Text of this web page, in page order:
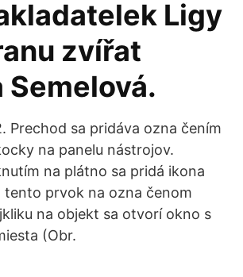
Ligy
zvířat
Semelová.
Prechod sa pridáva ozna čením
na panelu nástrojov.
na plátno sa pridá ikona
tento prvok na ozna čenom
na objekt sa otvorí okno s
(Obr.